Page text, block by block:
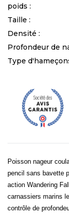
poids :
Taille :
Densité :
Profondeur de
Type
Poisson nageur
pencil sans bavette
action Wandering
carnassiers marins
contrôle de